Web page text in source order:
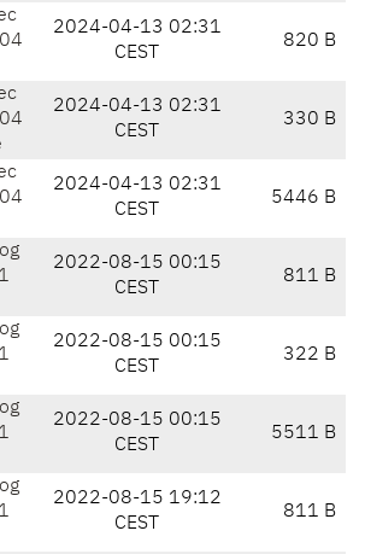
2024-04-13 02:31
CEST
820 B
2024-04-13 02:31
CEST
330 B
2024-04-13 02:31
CEST
5446 B
2022-08-15 00:15
CEST
811 B
2022-08-15 00:15
CEST
322 B
2022-08-15 00:15
CEST
5511 B
2022-08-15 19:12
CEST
811 B